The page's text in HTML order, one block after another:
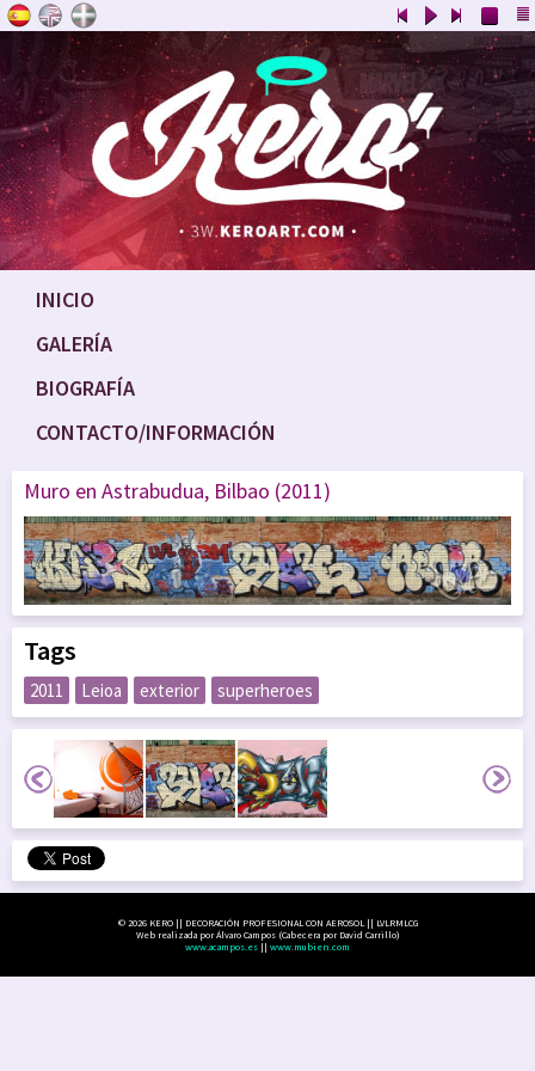
INICIO
GALERÍA
BIOGRAFÍA
CONTACTO/INFORMACIÓN
Muro en Astrabudua, Bilbao (2011)
Tags
2011 Leioa exterior superheroes
© 2026 KERO || DECORACIÓN PROFESIONAL CON AEROSOL || LVLRMLCG
Web realizada por Álvaro Campos (Cabecera por David Carrillo)
www.acampos.es || www.mubien.com